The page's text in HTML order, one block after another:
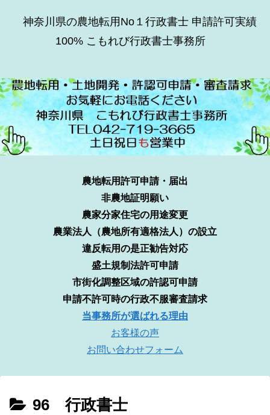
神奈川県の農地転用No１行政書士 申請許可実績
100% こもれび行政書士事務所
農地転用許可申請・届出
非農地証明願い
農家分家住宅の用途変更
農業法人（農地所有適格法人）の設立
違反転用の是正勧告対応
盛土規制法許可申請
市街化調整区域の許認可申請
申請不許可時の行政不服審査請求
当事務所が選ばれる理由
お客様の声
お問い合わせフォーム
96 行政書士